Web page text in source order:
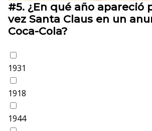
#5. ¿En qué año apareció
vez Santa Claus en un
Coca-Cola?
1931
1918
1944